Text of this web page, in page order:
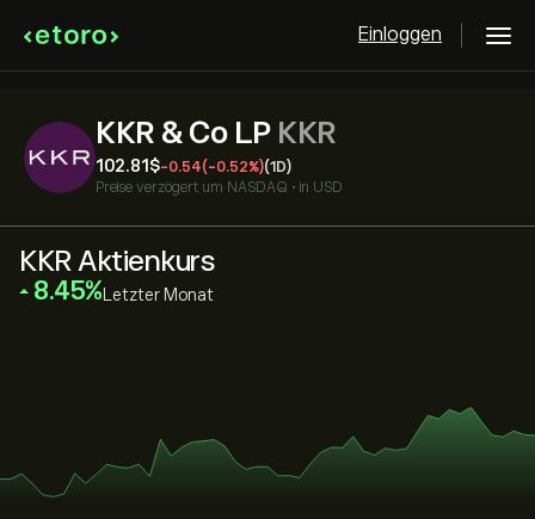
Einloggen
KKR & Co LP KKR
102.81‎$‎-0.54(-0.52%)(1D)
Preise verzögert um NASDAQ • in USD
KKR Aktienkurs
‎8.45‎ Letzter Monat